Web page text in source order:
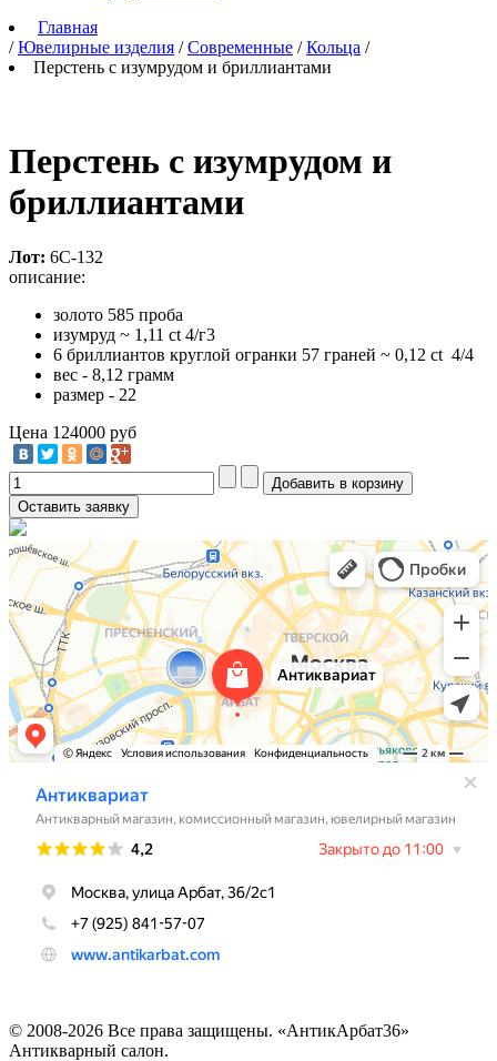
Главная
/ Ювелирные изделия / Современные / Кольца /
Перстень с изумрудом и бриллиантами
Перстень с изумрудом и
бриллиантами
Лот: 6С-132
описание:
золото 585 проба
изумруд ~ 1,11 ct 4/г3
6 бриллиантов круглой огранки 57 граней ~ 0,12 ct 4/4
вес - 8,12 грамм
размер - 22
Цена 124000 руб
© 2008-2026 Все права защищены. «АнтикАрбат36»
Антикварный салон.